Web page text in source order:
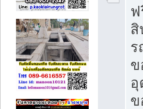
ฟ
ร
ข
อุ
ข